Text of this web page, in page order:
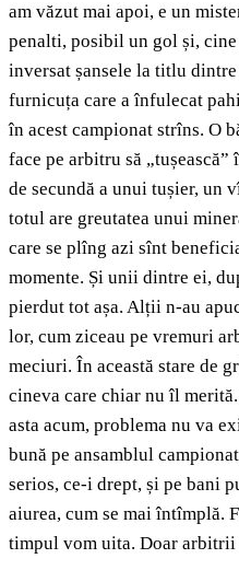
am văzut mai apoi, e un
penalti, posibil un gol și,
inversat șansele la titlu
furnicuța care a înfulecat
în acest campionat strîns. O
face pe arbitru să
de secundă a unui tușier, un
totul are greutatea unui
care se plîng azi sînt
momente. Și unii dintre ei,
pierdut tot așa. Alții n-au
lor, cum ziceau pe vremuri
meciuri. În această stare de
cineva care chiar nu îl
asta acum, problema nu va
bună pe ansamblul
serios, ce-i drept, și pe bani
aiurea, cum se mai întîmplă.
timpul vom uita. Doar arbitrii